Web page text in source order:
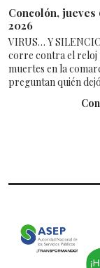
Concolón, jueves
2026
VIRUS… Y
corre contra el reloj
muertes en la
preguntan quién